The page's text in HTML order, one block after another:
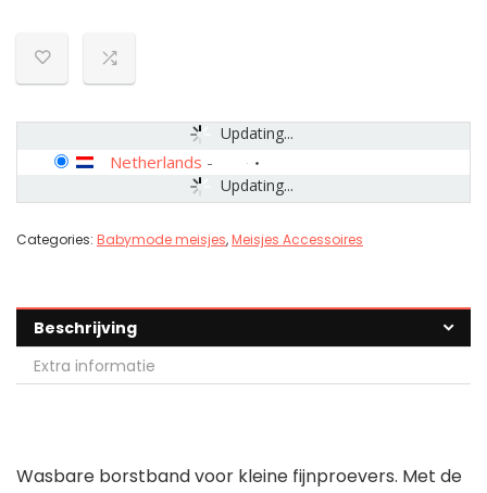
Updating...
Updating...
Netherlands -
Categories: Babymode meisjes,Meisjes Accessoires
Beschrijving
Extra informatie
Wasbare borstband voor kleine fijnproevers. Met de